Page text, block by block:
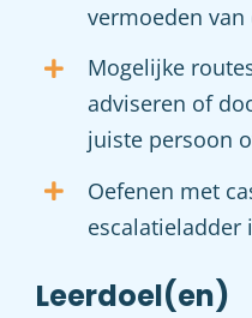
vermoeden
Mogelijke
adviseren of
juiste persoon
Oefenen met
escalatieladder
Leerdoel(en)